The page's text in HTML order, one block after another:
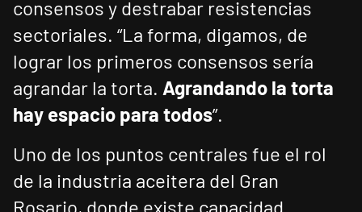
consensos y destrabar resistencias
sectoriales. “La forma, digamos, de
lograr los primeros consensos sería
agrandar la torta. Agrandando la torta
hay espacio para todos”.
Uno de los puntos centrales fue el rol
de la industria aceitera del Gran
Rosario, donde existe capacidad